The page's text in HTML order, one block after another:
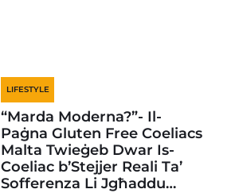
LIFESTYLE
“Marda Moderna?”- Il-
Paġna Gluten Free Coeliacs
Malta Twieġeb Dwar Is-
Coeliac b’Stejjer Reali Ta’
Sofferenza Li Jgħaddu…